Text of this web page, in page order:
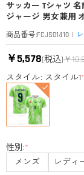
サッカー Tシャツ
ジャージ 男女兼用
商品番号:FCJS01410 |
￥5,578(税込)￥
スタイル: スタイル1*
性別:*
メンズ
レディ